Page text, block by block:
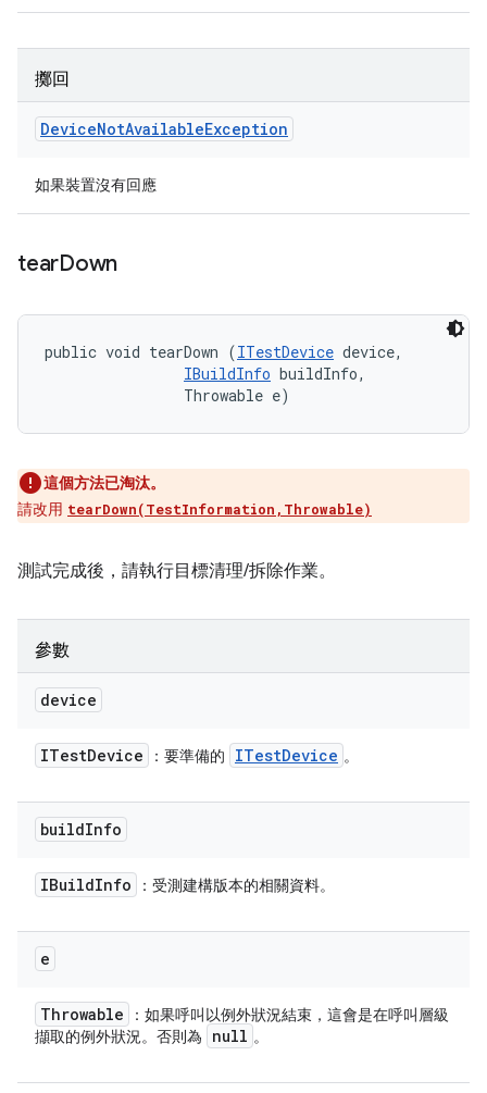
擲回
DeviceNotAvailableException
如果裝置沒有回應
tearDown
public void tearDown (ITestDevice device,
IBuildInfo buildInfo,
                Throwable e)
這個方法已淘汰。
請改用 tearDown(TestInformation,Throwable)
測試完成後，請執行目標清理/拆除作業。
參數
device
ITestDevice ：要準備的 ITestDevice 。
buildInfo
IBuildInfo ：受測建構版本的相關資料。
e
Throwable
：如果呼叫以例外狀況結束，這會是在呼叫層級
擷取的例外狀況。否則為
null 。